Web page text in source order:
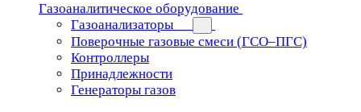
Газоаналитическое оборудование
Газоанализаторы
Поверочные газовые смеси (ГСО–ПГС)
Контроллеры
Принадлежности
Генераторы газов